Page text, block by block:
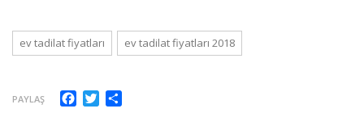
ev tadilat fiyatları ev tadilat fiyatları 2018
PAYLAŞ Facebook
Twitter